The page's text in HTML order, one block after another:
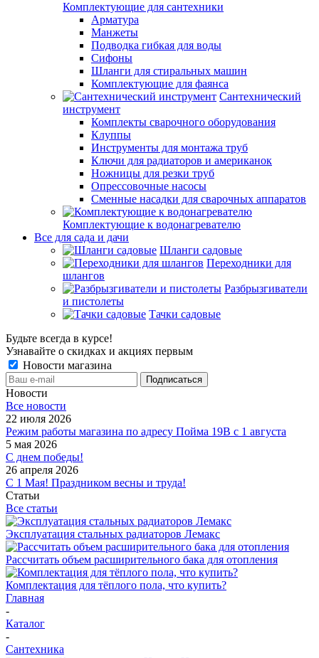
Комплектующие для сантехники
Арматура
Манжеты
Подводка гибкая для воды
Сифоны
Шланги для стиральных машин
Комплектующие для фаянса
Сантехнический
инструмент
Комплекты сварочного оборудования
Клуппы
Инструменты для монтажа труб
Ключи для радиаторов и американок
Ножницы для резки труб
Опрессовочные насосы
Сменные насадки для сварочных аппаратов
Комплектующие к водонагревателю
Все для сада и дачи
Шланги садовые
Переходники для
шлангов
Разбрызгиватели
и пистолеты
Тачки садовые
Будьте всегда в курсе!
Узнавайте о скидках и акциях первым
Новости магазина
Новости
Все новости
22 июля 2026
Режим работы магазина по адресу Пойма 19В с 1 августа
5 мая 2026
С днем победы!
26 апреля 2026
С 1 Мая! Праздником весны и труда!
Статьи
Все статьи
Эксплуатация стальных радиаторов Лемакс
Рассчитать объем расширительного бака для отопления
Комплектация для тёплого пола, что купить?
Главная
-
Каталог
-
Сантехника